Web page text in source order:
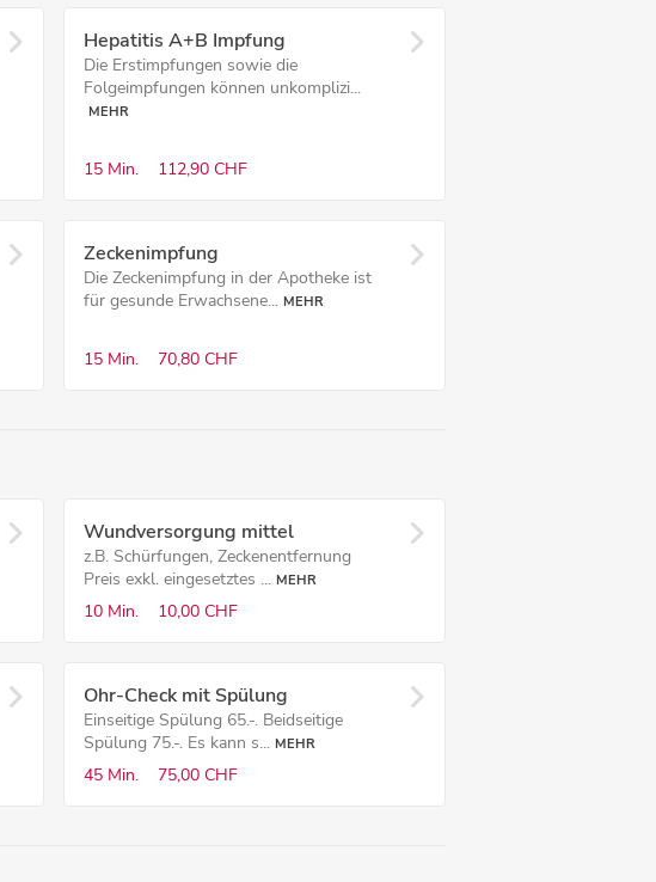
Hepatitis A+B Impfung
Die Erstimpfungen sowie die
Folgeimpfungen können unkomplizi...
MEHR
15 Min. 112,90 CHF
Zeckenimpfung
Die Zeckenimpfung in der Apotheke ist
für gesunde Erwachsene... MEHR
15 Min. 70,80 CHF
Wundversorgung mittel
z.B. Schürfungen, Zeckenentfernung
Preis exkl. eingesetztes ... MEHR
10 Min. 10,00 CHF
Ohr-Check mit Spülung
Einseitige Spülung 65.-. Beidseitige
Spülung 75.-. Es kann s... MEHR
45 Min. 75,00 CHF